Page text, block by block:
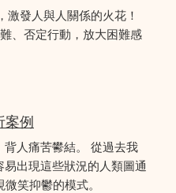
激發人與人關係的火花！
、否定行動，放大困難感
案例
人痛苦鬰結。 從過去我
出現這些狀況的人類圖通
笑抑鬱的模式。